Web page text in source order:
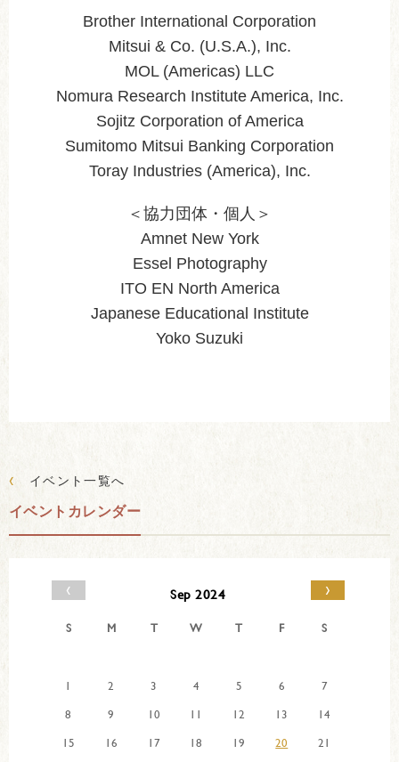
Brother International Corporation
Mitsui & Co. (U.S.A.), Inc.
MOL (Americas) LLC
Nomura Research Institute America, Inc.
Sojitz Corporation of America
Sumitomo Mitsui Banking Corporation
Toray Industries (America), Inc.
＜協力団体・個人＞
Amnet New York
Essel Photography
ITO EN North America
Japanese Educational Institute
Yoko Suzuki
‹ イベント一覧へ
イベントカレンダー
‹ Sep 2024 ›
S M T W T F S
1 2 3 4 5 6
7
8
9 10 11 12 13
14
15
16 17 18 19 20
21